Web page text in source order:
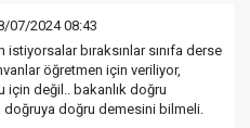
07/2024 08:43
istiyorsalar bıraksınlar sınıfa derse
öğretmen için veriliyor,
için değil.. bakanlık doğru
doğruya doğru demesini bilmeli.